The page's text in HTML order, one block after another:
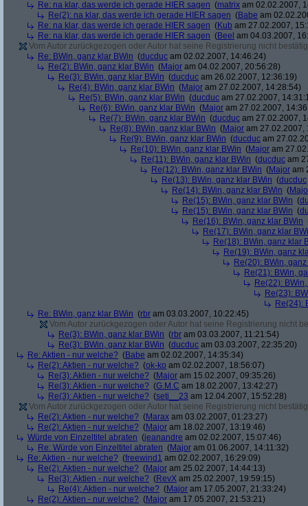
Re: na klar, das werde ich gerade HIER sagen (matrix am 02.02.2007,
Re(2): na klar, das werde ich gerade HIER sagen (Babe am
Re: na klar, das werde ich gerade HIER sagen (Kub am 27.02.2007,
Re: na klar, das werde ich gerade HIER sagen (Beel am 04.03.2007,
Vom Autor zurückgezogen oder Autor hat seine Registrierung nicht
Re: BWin, ganz klar BWin (ducduc am 02.02.2007, 14:46:24)
Re(2): BWin, ganz klar BWin (Major am 04.02.2007, 20:56:28)
Re(3): BWin, ganz klar BWin (ducduc am 26.02.2007, 12:36:19)
Re(4): BWin, ganz klar BWin (Major am 27.02.2007, 14:28:54)
Re(5): BWin, ganz klar BWin (ducduc am 27.02.2007,
Re(6): BWin, ganz klar BWin (Major am 27.02.2007,
Re(7): BWin, ganz klar BWin (ducduc am 27.02.2007,
Re(8): BWin, ganz klar BWin (Major am 27.02.2007,
Re(9): BWin, ganz klar BWin (ducduc am
Re(10): BWin, ganz klar BWin (Major am
Re(11): BWin, ganz klar BWin (ducduc am
Re(12): BWin, ganz klar BWin (Major am
Re(13): BWin, ganz klar BWin (ducduc
Re(14): BWin, ganz klar BWin (
Re(15): BWin, ganz klar BWin (
Re(15): BWin, ganz klar BWin (
Re(16): BWin, ganz klar BWin
Re(17): BWin, ganz klar
Re(18): BWin, ganz klar
Re(19): BWin, ganz
Re(20): BWin,
Re(21): BWin,
Re(22):
Re(23):
Re(24):
Re: BWin, ganz klar BWin (rbr am 03.03.2007, 10:22:45)
Vom Autor zurückgezogen oder Autor hat seine Registrierung nicht
Re(3): BWin, ganz klar BWin (rbr am 03.03.2007, 11:21:54)
Re(3): BWin, ganz klar BWin (ducduc am 03.03.2007, 22:35:20)
Re: Aktien - nur welche? (Babe am 02.02.2007, 14:35:34)
Re(2): Aktien - nur welche? (ok-ko am 02.02.2007, 18:56:07)
Re(3): Aktien - nur welche? (Major am 15.02.2007, 09:35:26)
Re(3): Aktien - nur welche? (G.M.C am 18.02.2007, 13:42:27)
Re(3): Aktien - nur welche? (seti__23 am 12.04.2007, 15:52:28)
Vom Autor zurückgezogen oder Autor hat seine Registrierung nicht
Re(2): Aktien - nur welche? (Marax am 03.02.2007, 01:23:27)
Re(2): Aktien - nur welche? (Major am 18.02.2007, 13:19:46)
Würde von Einzeltitel abraten (jeanandre am 02.02.2007, 15:07:46)
Re: Würde von Einzeltitel abraten (Major am 01.06.2007, 14:11:32)
Re: Aktien - nur welche? (freewind1 am 02.02.2007, 16:29:09)
Re(2): Aktien - nur welche? (Major am 25.02.2007, 14:44:13)
Re(3): Aktien - nur welche? (RevX am 25.02.2007, 19:59:15)
Re(4): Aktien - nur welche? (Major am 17.05.2007, 21:33:24)
Re(2): Aktien - nur welche? (Major am 17.05.2007, 21:53:21)